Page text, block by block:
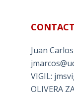
Juan Carlos
VIGIL:
OLIVERA